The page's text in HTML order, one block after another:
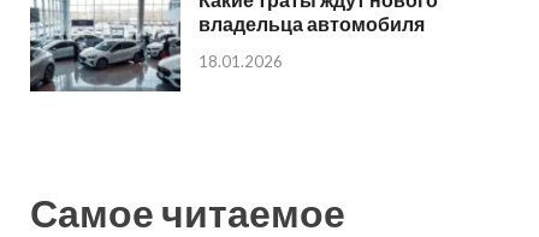
владельца автомобиля
18.01.2026
Самое читаемое